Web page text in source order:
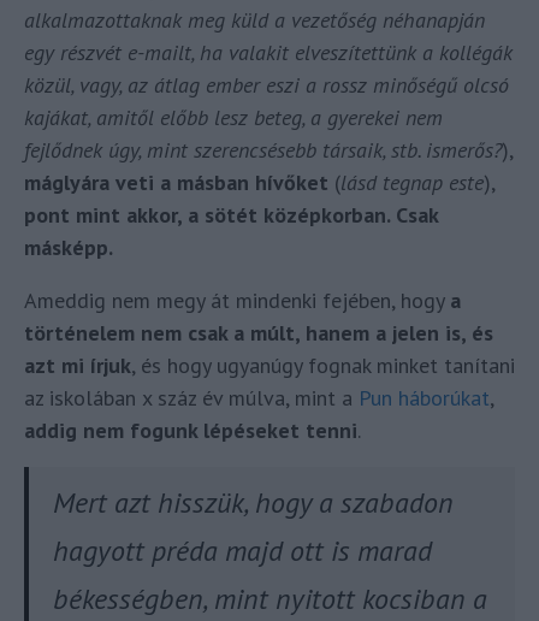
alkalmazottaknak meg küld a vezetőség néhanapján
egy részvét e-mailt, ha valakit elveszítettünk a kollégák
közül, vagy, az átlag ember eszi a rossz minőségű olcsó
kajákat, amitől előbb lesz beteg, a gyerekei nem
fejlődnek úgy, mint szerencsésebb társaik, stb. ismerős?),
máglyára veti a másban hívőket (lásd tegnap este),
pont mint akkor, a sötét középkorban. Csak
másképp.
Ameddig nem megy át mindenki fejében, hogy a
történelem nem csak a múlt, hanem a jelen is, és
azt mi írjuk, és hogy ugyanúgy fognak minket tanítani
az iskolában x száz év múlva, mint a Pun háborúkat,
addig nem fogunk lépéseket tenni.
Mert azt hisszük, hogy a szabadon
hagyott préda majd ott is marad
békességben, mint nyitott kocsiban a